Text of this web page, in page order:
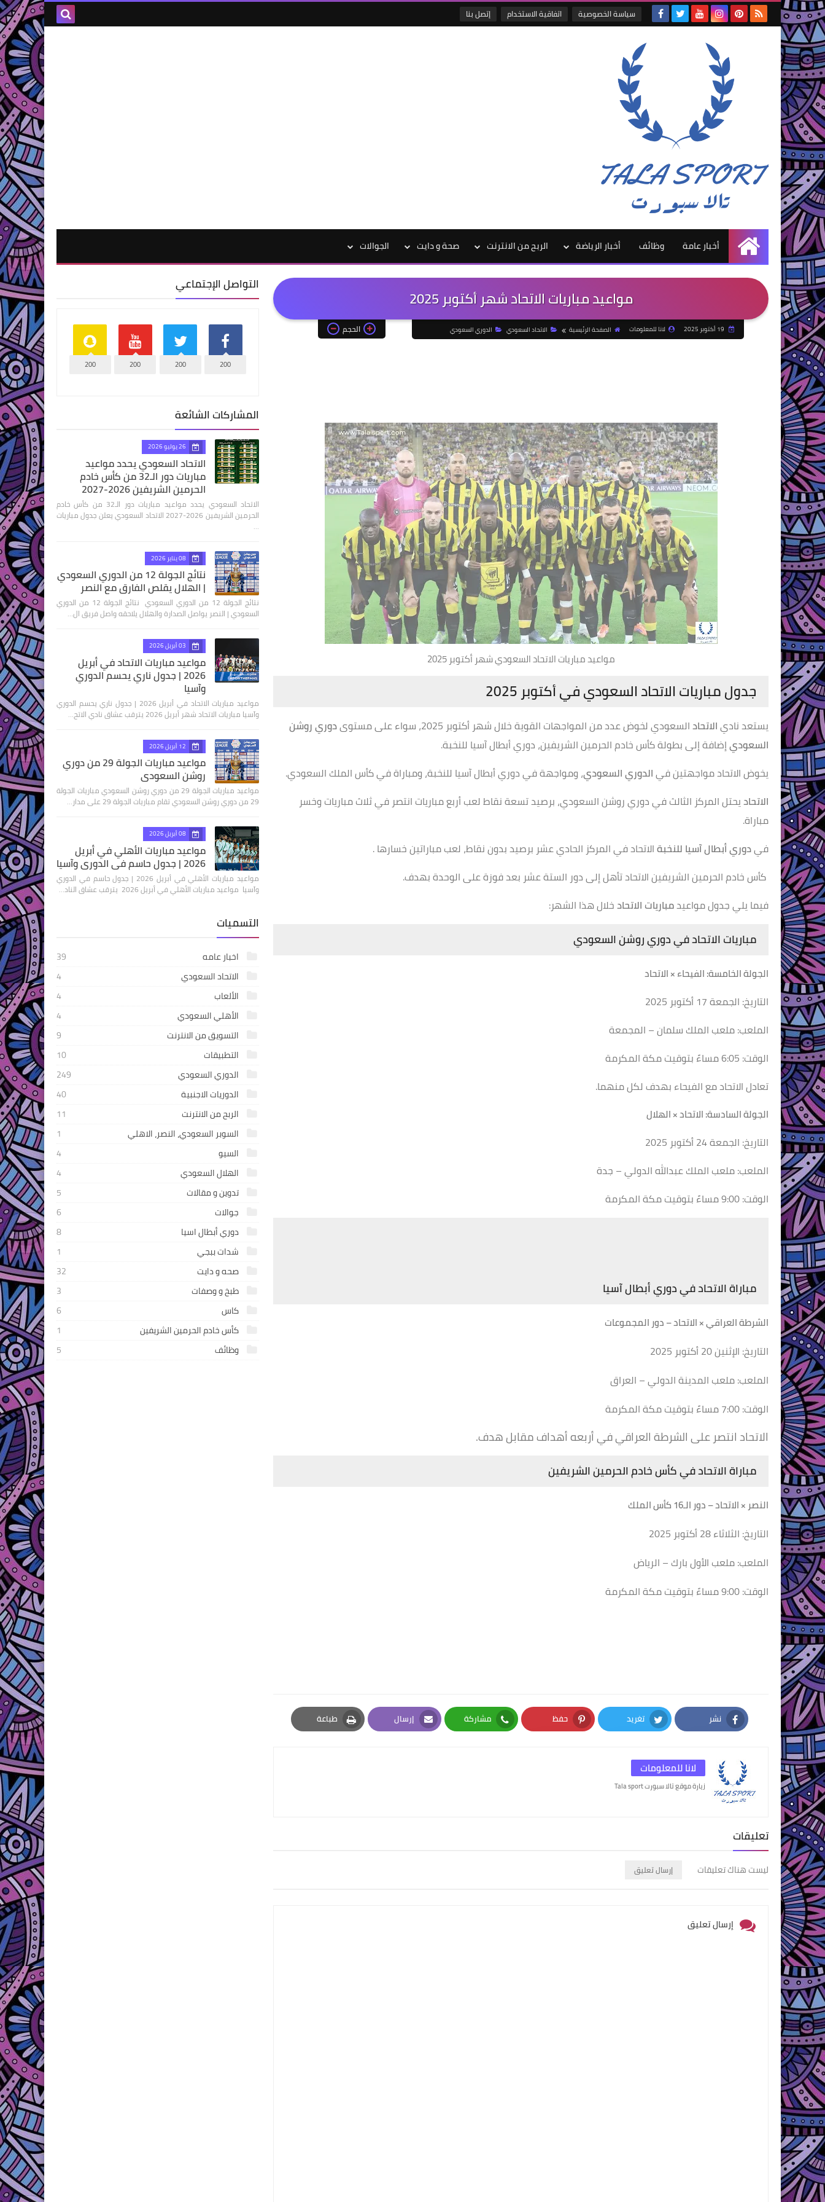
سياسة الخصوصية اتفاقية الاستخدام إتصل بنا
الرئيسية
أخبار عامة وظائف أخبار الرياضة الربح من الانترنت صحة و دايت الجوالات
مواعيد مباريات الاتحاد شهر أكتوبر 2025
لانا للمعلومات الصفحة الرئيسية الاتحاد السعودي الدوري السعودي الحجم
مواعيد مباريات الاتحاد السعودي شهر أكتوبر 2025
جدول مباريات الاتحاد السعودي في أكتوبر 2025
يستعد ناديالاتحادالسعودي لخوض عدد من المواجهات القوية خلال شهر أكتوبر 2025، سواء على مستوى
دوري روشن
السعوديإضافة إلى بطولة كأس خادم الحرمين الشريفين، دوري أبطال آسيا للنخبة.
يخوض الاتحاد مواجهتين فيالدوري السعودي، ومواجهة في دوري أبطال آسيا للنخبة، ومباراة في كأس الملك السعودي.
الاتحاديحتل المركز الثالث في دوري روشن السعودي، برصيد تسعة نقاط لعب أربع مباريات انتصر في ثلاث مباريات وخسر
مباراة.
فيدوري أبطال آسيا للنخبةالاتحاد في المركز الحادي عشر برصيد بدون نقاط، لعب مباراتين خسارها .
كأس خادم الحرمين الشريفين الاتحاد تأهل إلى دور الستة عشر بعد فوزة على الوحدة بهدف.
فيما يلي جدول مواعيدمباريات الاتحادخلال هذا الشهر:
مباريات الاتحاد في دوري روشن السعودي
الجولة الخامسة: الفيحاء × الاتحاد
التاريخ: الجمعة 17 أكتوبر 2025
الملعب: ملعب الملك سلمان – المجمعة
الوقت: 6:05 مساءً بتوقيت مكة المكرمة
تعادل الاتحاد مع الفيحاء بهدف لكل منهما.
الجولة السادسة: الاتحاد × الهلال
التاريخ: الجمعة 24 أكتوبر 2025
الملعب: ملعب الملك عبدالله الدولي – جدة
الوقت: 9:00 مساءً بتوقيت مكة المكرمة
مباراة الاتحاد في دوري أبطال آسيا
الشرطة العراقي × الاتحاد – دور المجموعات
التاريخ: الإثنين 20 أكتوبر 2025
الملعب: ملعب المدينة الدولي – العراق
الوقت: 7:00 مساءً بتوقيت مكة المكرمة
الاتحاد انتصر على الشرطة العراقي في أربعه أهداف مقابل هدف.
مباراة الاتحاد في كأس خادم الحرمين الشريفين
النصر × الاتحاد – دور الـ16 كأس الملك
التاريخ: الثلاثاء 28 أكتوبر 2025
الملعب: ملعب الأول بارك – الرياض
الوقت: 9:00 مساءً بتوقيت مكة المكرمة
نشر
Facebook
تغريد
Twitter
حفظ
Pinterest
مشاركة
Whatsapp
إرسال
Email
طباعة
Print
لانا للمعلومات
زيارة موقع تالا سبورت Tala sport
تعليقات
ليست هناك تعليقات إرسال تعليق
إرسال تعليق
التواصل الإجتماعي
200
200
200
200
المشاركات الشائعة
26 يوليو 2026
الاتحاد السعودي يحدد مواعيد
مباريات دور الـ32 من كأس خادم
الحرمين الشريفين 2026-2027
الاتحاد السعودي يحدد مواعيد مباريات دور الـ32 من كأس خادم
الحرمين الشريفين 2026-2027 الاتحاد السعودي يعلن جدول مباريات
…
08 يناير 2026
نتائج الجولة 12 من الدوري السعودي
| الهلال يقلص الفارق مع النصر
نتائج الجولة 12 من الدوري السعودي نتائج الجولة 12 من الدوري
السعودي | النصر يواصل الصدارة والهلال يلاحقه واصل فريق ال…
03 أبريل 2026
مواعيد مباريات الاتحاد في أبريل
2026 | جدول ناري يحسم الدوري
وآسيا
مواعيد مباريات الاتحاد في أبريل 2026 | جدول ناري يحسم الدوري
وآسيا مباريات الاتحاد شهر أبريل 2026 يترقب عشاق نادي الاتح…
12 أبريل 2026
مواعيد مباريات الجولة 29 من دوري
روشن السعودي
مواعيد مباريات الجولة 29 من دوري روشن السعودي مباريات الجولة
29 من دوري روشن السعودي تقام مباريات الجولة 29 على مدار…
08 أبريل 2026
مواعيد مباريات الأهلي في أبريل
2026 | جدول حاسم في الدوري وآسيا
مواعيد مباريات الأهلي في أبريل 2026 | جدول حاسم في الدوري
وآسيا مواعيد مباريات الأهلي في أبريل 2026 يترقب عشاق الناد…
التسميات
اخبار عامه
39
الاتحاد السعودي
4
الألعاب
4
الأهلي السعودي
4
التسويق من الانترنت
9
التطبيقات
10
الدوري السعودي
249
الدوريات الاجنبية
40
الربح من الانترنت
11
السوبر السعودي، النصر، الاهلي
1
السيو
4
الهلال السعودي
4
تدوين و مقالات
5
جوالات
6
دوري أبطال اسيا
8
شدات ببجي
1
صحه و دايت
32
طبخ و وصفات
3
كاس
6
كأس خادم الحرمين الشريفين
1
وظائف
5